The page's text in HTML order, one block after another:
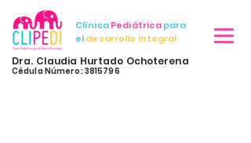
ClínicaPediátrica para
eldesarrollo integral
Dra. Claudia Hurtado Ochoterena
Cédula Número: 3815796